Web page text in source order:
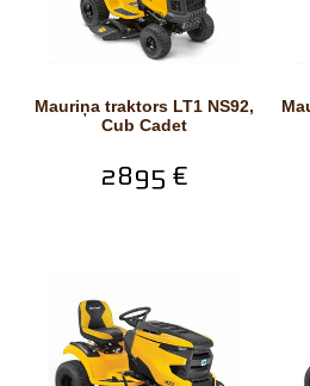
Mauriņa traktors LT1 NS92,
Cub Cadet
2895 €
Mauriņa traktors LT2 NS92,